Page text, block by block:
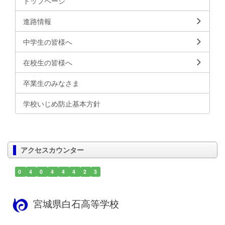
進路情報
中学生の皆様へ
在校生の皆様へ
卒業生のみなさま
学校いじめ防止基本方針
アクセスカウンター
0 4 0 4 4 4 2 3
宮城県白石高等学校